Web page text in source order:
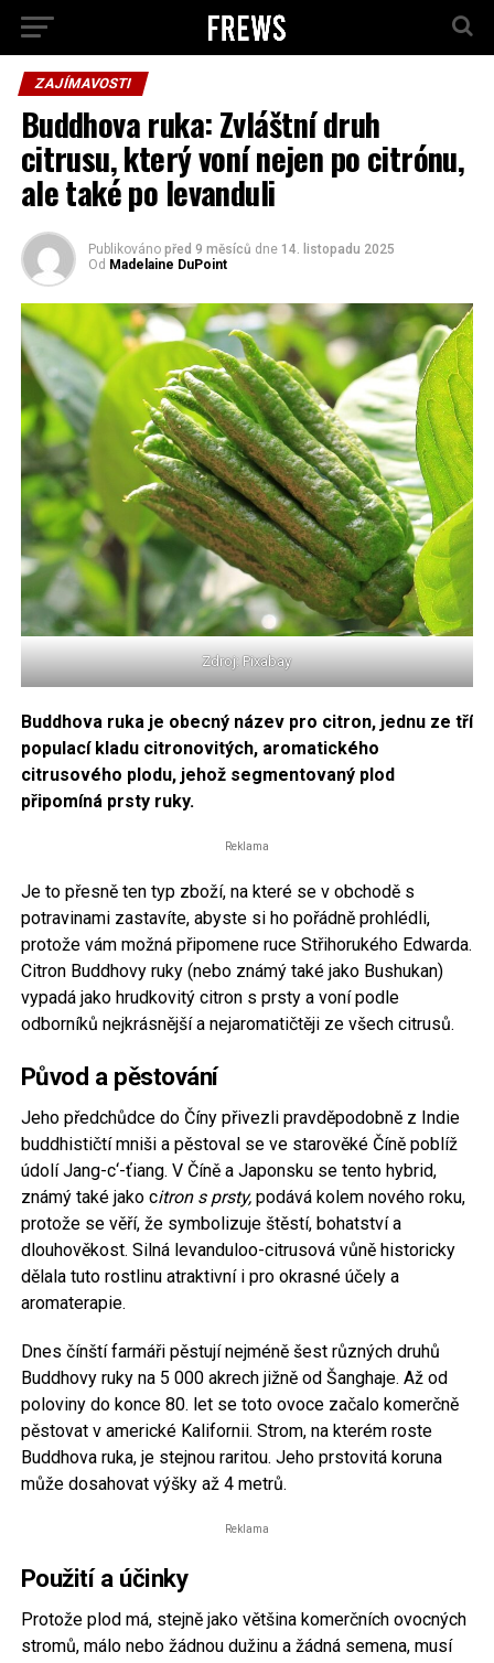
ZAJÍMAVOSTI
Buddhova ruka: Zvláštní druh
citrusu, který voní nejen po citrónu,
ale také po levanduli
Publikováno před 9 měsíců dne 14. listopadu 2025
Od Madelaine DuPoint
Zdroj: Pixabay
Buddhova ruka je obecný název pro citron, jednu ze tří
populací kladu citronovitých, aromatického
citrusového plodu, jehož segmentovaný plod
připomíná prsty ruky.
Reklama
Je to přesně ten typ zboží, na které se v obchodě s
potravinami zastavíte, abyste si ho pořádně prohlédli,
protože vám možná připomene ruce Střihorukého Edwarda.
Citron Buddhovy ruky (nebo známý také jako Bushukan)
vypadá jako hrudkovitý citron s prsty a voní podle
odborníků nejkrásnější a nejaromatičtěji ze všech citrusů.
Původ a pěstování
Jeho předchůdce do Číny přivezli pravděpodobně z Indie
buddhističtí mniši a pěstoval se ve starověké Číně poblíž
údolí Jang-c‘-ťiang. V Číně a Japonsku se tento hybrid,
známý také jako citron s prsty,podává kolem nového roku,
protože se věří, že symbolizuje štěstí, bohatství a
dlouhověkost. Silná levanduloo-citrusová vůně historicky
dělala tuto rostlinu atraktivní i pro okrasné účely a
aromaterapie.
Dnes čínští farmáři pěstují nejméně šest různých druhů
Buddhovy ruky na 5 000 akrech jižně od Šanghaje. Až od
poloviny do konce 80. let se toto ovoce začalo komerčně
pěstovat v americké Kalifornii. Strom, na kterém roste
Buddhova ruka, je stejnou raritou. Jeho prstovitá koruna
může dosahovat výšky až 4 metrů.
Reklama
Použití a účinky
Protože plod má, stejně jako většina komerčních ovocných
stromů, málo nebo žádnou dužinu a žádná semena, musí